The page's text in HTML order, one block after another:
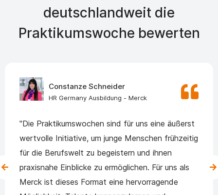
deutschlandweit die
Praktikumswoche bewerten
Constanze Schneider
HR Germany Ausbildung - Merck
"Die Praktikumswochen sind für uns eine äußerst
wertvolle Initiative, um junge Menschen frühzeitig
für die Berufswelt zu begeistern und ihnen
praxisnahe Einblicke zu ermöglichen. Für uns als
Merck ist dieses Format eine hervorragende